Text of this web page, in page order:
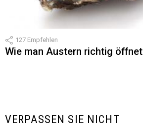
127 Empfehlen
Wie man Austern richtig öffnet
VERPASSEN SIE NICHT